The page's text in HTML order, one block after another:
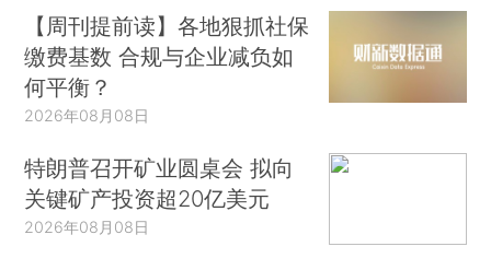
【周刊提前读】各地狠抓社保
缴费基数 合规与企业减负如
何平衡？
2026年08月08日
特朗普召开矿业圆桌会 拟向
关键矿产投资超20亿美元
2026年08月08日